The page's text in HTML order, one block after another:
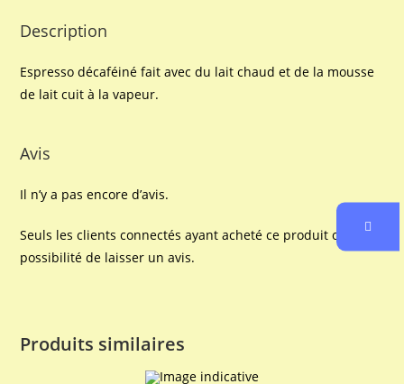
Description
Espresso décaféiné fait avec du lait chaud et de la mousse
de lait cuit à la vapeur.
Avis
Il n’y a pas encore d’avis.
Seuls les clients connectés ayant acheté ce produit ont la
possibilité de laisser un avis.
Produits similaires